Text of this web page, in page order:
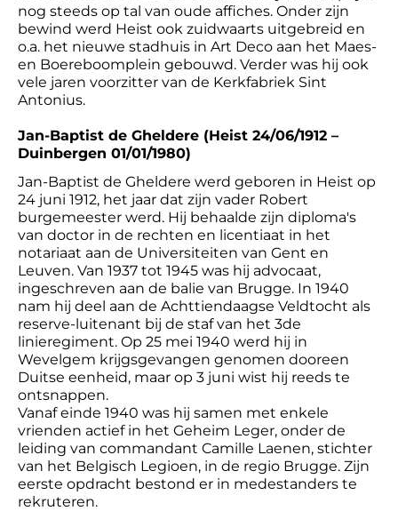
nog steeds op tal van oude affiches. Onder zijn
bewind werd Heist ook zuidwaarts uitgebreid en
o.a. het nieuwe stadhuis in Art Deco aan het Maes-
en Boereboomplein gebouwd. Verder was hij ook
vele jaren voorzitter van de Kerkfabriek Sint
Antonius.
Jan-Baptist de Gheldere (Heist 24/06/1912 –
Duinbergen 01/01/1980)
Jan-Baptist de Gheldere werd geboren in Heist op
24 juni 1912, het jaar dat zijn vader Robert
burgemeester werd. Hij behaalde zijn diploma's
van doctor in de rechten en licentiaat in het
notariaat aan de Universiteiten van Gent en
Leuven. Van 1937 tot 1945 was hij advocaat,
ingeschreven aan de balie van Brugge. In 1940
nam hij deel aan de Achttiendaagse Veldtocht als
reserve-luitenant bij de staf van het 3de
linieregiment. Op 25 mei 1940 werd hij in
Wevelgem krijgsgevangen genomen dooreen
Duitse eenheid, maar op 3 juni wist hij reeds te
ontsnappen.
Vanaf einde 1940 was hij samen met enkele
vrienden actief in het Geheim Leger, onder de
leiding van commandant Camille Laenen, stichter
van het Belgisch Legioen, in de regio Brugge. Zijn
eerste opdracht bestond er in medestanders te
rekruteren.